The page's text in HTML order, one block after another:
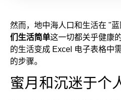
然而，地中海人口和生活在 "
们生活简单这一切都关乎健康
的生活变成 Excel 电子表格中
的步骤。
蜜月和沉迷于个